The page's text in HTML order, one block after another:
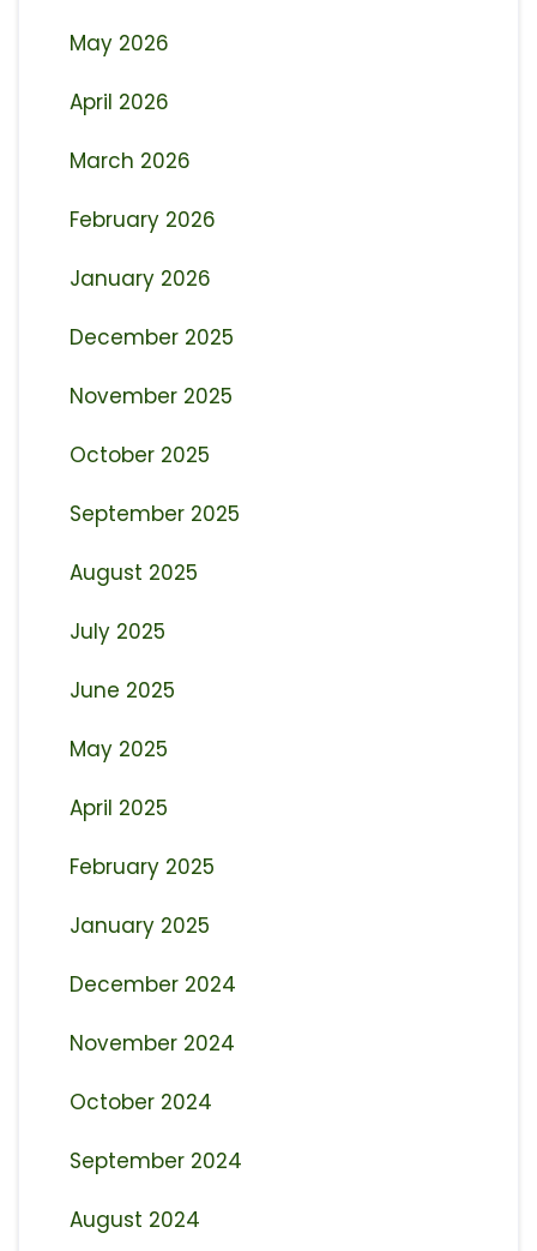
May 2026
April 2026
March 2026
February 2026
January 2026
December 2025
November 2025
October 2025
September 2025
August 2025
July 2025
June 2025
May 2025
April 2025
February 2025
January 2025
December 2024
November 2024
October 2024
September 2024
August 2024